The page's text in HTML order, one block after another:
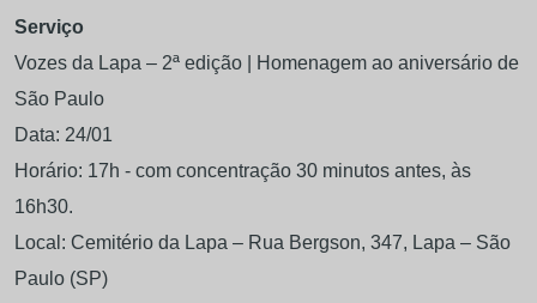
Serviço
Vozes da Lapa – 2ª edição | Homenagem ao aniversário de
São Paulo
Data: 24/01
Horário: 17h - com concentração 30 minutos antes, às
16h30.
Local: Cemitério da Lapa – Rua Bergson, 347, Lapa – São
Paulo (SP)